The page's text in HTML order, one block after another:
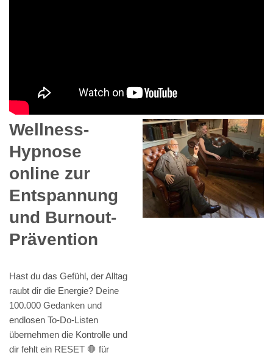
Wellness-
Hypnose
online zur
Entspannung
und Burnout-
Prävention
Hast du das Gefühl, der Alltag
raubt dir die Energie? Deine
100.000 Gedanken und
endlosen To-Do-Listen
übernehmen die Kontrolle und
dir fehlt ein RESET 🛑 für